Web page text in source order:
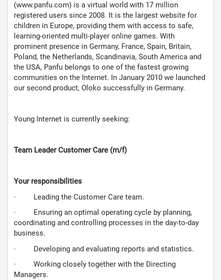
(www.panfu.com) is a virtual world with 17 million
registered users since 2008. It is the largest website for
children in Europe, providing them with access to safe,
learning-oriented multi-player online games. With
prominent presence in Germany, France, Spain, Britain,
Poland, the Netherlands, Scandinavia, South America and
the USA, Panfu belongs to one of the fastest growing
communities on the Internet. In January 2010 we launched
our second product, Oloko successfully in Germany.
Young Internet is currently seeking:
Team Leader Customer Care (m/f)
Your responsibilities
· Leading the Customer Care team.
· Ensuring an optimal operating cycle by planning,
coordinating and controlling processes in the day-to-day
business.
· Developing and evaluating reports and statistics.
· Working closely together with the Directing
Managers.